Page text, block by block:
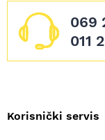
069
011
Korisnički servis